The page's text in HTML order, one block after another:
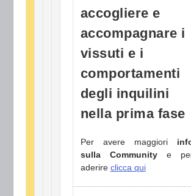
accogliere e
accompagnare i
vissuti e i
comportamenti
degli inquilini
nella prima fase
Per avere maggiori
sulla Communitye
aderire clicca qui